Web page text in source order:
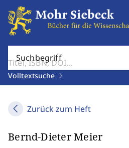
Suchbegriff
Volltextsuche
Zurück zum Heft
Bernd-Dieter Meier